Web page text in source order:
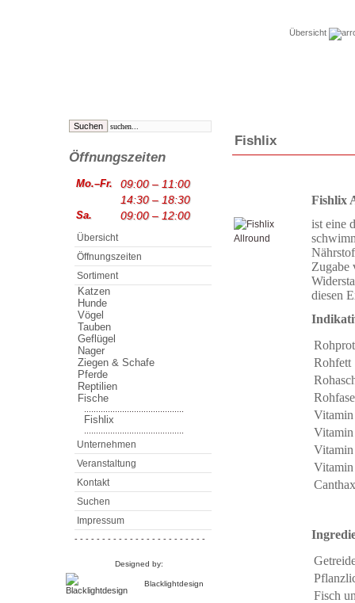
Übersicht
Öffnungszeiten
Mo.–Fr.
09:00 – 11:00
14:30 – 18:30
Sa. 09:00 – 12:00
Übersicht
Öffnungszeiten
Sortiment
Katzen
Hunde
Vögel
Tauben
Geflügel
Nager
Ziegen & Schafe
Pferde
Reptilien
Fische
Fishlix
Unternehmen
Veranstaltung
Kontakt
Suchen
Impressum
- - - - - - - - - - - - - - - - - - - - - - - -
Designed by:
Blacklightdesign
Fishlix
Fishlix
ist eine
Zugabe
diesen
Rohfett
Fisch